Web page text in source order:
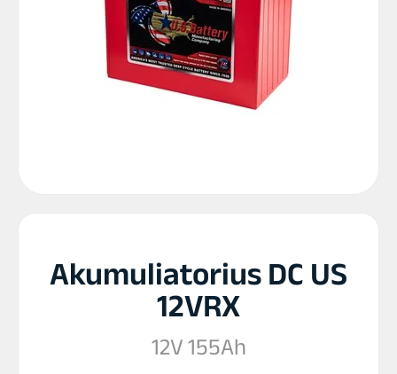
Akumuliatorius DC US
12VRX
12V 155Ah